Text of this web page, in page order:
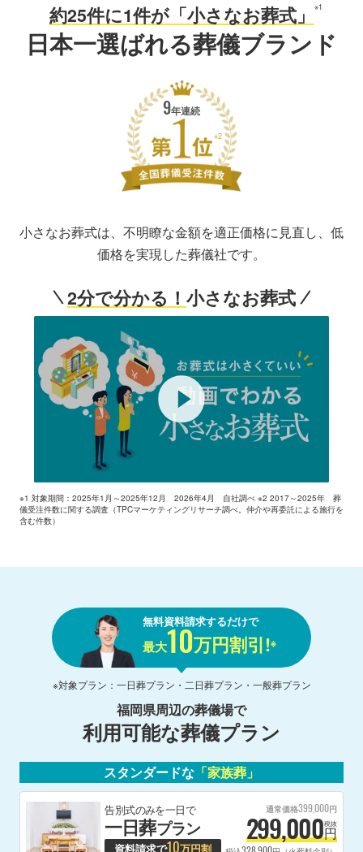
約25件に1件が「小さなお葬式」 ※1
日本一選ばれる葬儀ブランド
9年連続
※2
小さなお葬式は、不明瞭な金額を適正価格に見直し、低
価格を実現した葬儀社です。
2分で分かる！ 小さなお葬式
※1 対象期間：2025年1月～2025年12月 2026年4月 自社調べ ※2 2017～2025年 葬
儀受注件数に関する調査（TPCマーケティングリサーチ調べ。仲介や再委託による施行を
含む件数）
無料資料請求するだけで
最大10万円割引!※
※対象プラン：一日葬プラン・二日葬プラン・一般葬プラン
福岡県周辺の葬儀場で
利用可能な葬儀プラン
スタンダードな 「家族葬」
告別式のみを一日で
一日葬プラン
資料請求で10万円割
通常価格399,000円
299,000円
税抜